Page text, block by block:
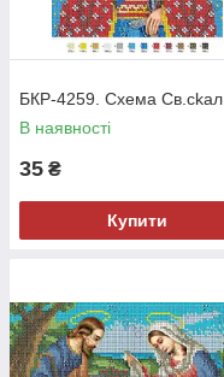
БКР-4259. Схема Св.ckал.
В наявності
35 ₴
Купити